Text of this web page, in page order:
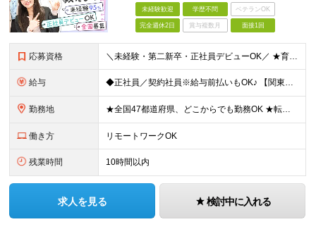
未経験歓迎 学歴不問 ベテランOK
完全週休2日 賞与複数月 面接1回
応募資格 ＼未経験・第二新卒・正社員デビューOK／ ★育成前提の採用を実施中！ ■経歴・ブランク不問 ■学歴不問 ≪≪特別なスキルや経験は必要なし！≫≫ 当社では人柄重視の採用を実施しています。 働く先輩社員
給与 ◆正社員／契約社員※給与前払いもOK♪ 【関東（一都三県）】 月給25万円～ ※固定残業代（月20時間分／月3万2383円）を含む。超過分は別途支給。 ※試用期間中の給与は月給23万円～ 【関東（北
勤務地 ★全国47都道府県、どこからでも勤務OK ★転勤なし！腰を据えて活躍◎ ★マイカー通勤OK（拠点による） ★業務に慣れたら、ゆくゆくはリモート併用やフルリモートも可能 全国のお客様先にて勤務していた
働き方 リモートワークOK
残業時間 10時間以内
求人を見る 検討中に入れる